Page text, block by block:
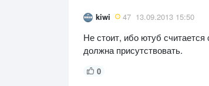
kiwi 47 13.09.2013 15:50
Не стоит, ибо ютуб
должна присутствовать.
0